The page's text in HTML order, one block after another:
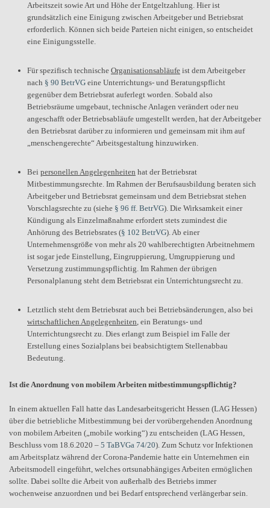
Arbeitszeit sowie Art und Höhe der Entgeltzahlung. Hier ist
grundsätzlich eine Einigung zwischen Arbeitgeber und Betriebsrat
erforderlich. Können sich beide Parteien nicht einigen, so entscheidet
eine Einigungsstelle.
Für spezifisch technische Organisationsabläufe ist dem Arbeitgeber
nach § 90 BetrVG eine Unterrichtungs- und Beratungspflicht
gegenüber dem Betriebsrat auferlegt worden. Sobald also
Betriebsräume umgebaut, technische Anlagen verändert oder neu
angeschafft oder Betriebsabläufe umgestellt werden, hat der Arbeitgeber
den Betriebsrat darüber zu informieren und gemeinsam mit ihm auf
„menschengerechte“ Arbeitsgestaltung hinzuwirken.
Bei personellen Angelegenheiten hat der Betriebsrat
Mitbestimmungsrechte. Im Rahmen der Berufsausbildung beraten sich
Arbeitgeber und Betriebsrat gemeinsam und dem Betriebsrat stehen
Vorschlagsrechte zu (siehe § 96 ff. BetrVG). Die Wirksamkeit einer
Kündigung als Einzelmaßnahme erfordert stets zumindest die
Anhörung des Betriebsrates (§ 102 BetrVG). Ab einer
Unternehmensgröße von mehr als 20 wahlberechtigten Arbeitnehmern
ist sogar jede Einstellung, Eingruppierung, Umgruppierung und
Versetzung zustimmungspflichtig. Im Rahmen der übrigen
Personalplanung steht dem Betriebsrat ein Unterrichtungsrecht zu.
Letztlich steht dem Betriebsrat auch bei Betriebsänderungen, also bei
wirtschaftlichen Angelegenheiten, ein Beratungs- und
Unterrichtungsrecht zu. Dies erlangt zum Beispiel im Falle der
Erstellung eines Sozialplans bei beabsichtigtem Stellenabbau
Bedeutung.
Ist die Anordnung von mobilem Arbeiten mitbestimmungspflichtig?
In einem aktuellen Fall hatte das Landesarbeitsgericht Hessen (LAG Hessen)
über die betriebliche Mitbestimmung bei der vorübergehenden Anordnung
von mobilem Arbeiten („mobile working“) zu entscheiden (LAG Hessen,
Beschluss vom 18.6.2020 – 5 TaBVGa 74/20). Zum Schutz vor Infektionen
am Arbeitsplatz während der Corona-Pandemie hatte ein Unternehmen ein
Arbeitsmodell eingeführt, welches ortsunabhängiges Arbeiten ermöglichen
sollte. Dabei sollte die Arbeit von außerhalb des Betriebs immer
wochenweise anzuordnen und bei Bedarf entsprechend verlängerbar sein.